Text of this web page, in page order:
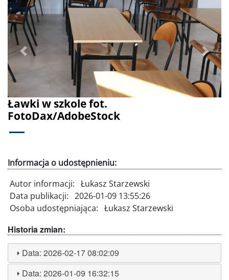
Ławki w szkole fot.
FotoDax/AdobeStock
Poprzednie Dalej
Informacja o udostępnieniu:
Autor informacji: Łukasz Starzewski
Data publikacji: 2026-01-09 13:55:26
Osoba udostępniająca: Łukasz Starzewski
Historia zmian:
Data:2026-02-17 08:02:09
Data:2026-01-09 16:32:15